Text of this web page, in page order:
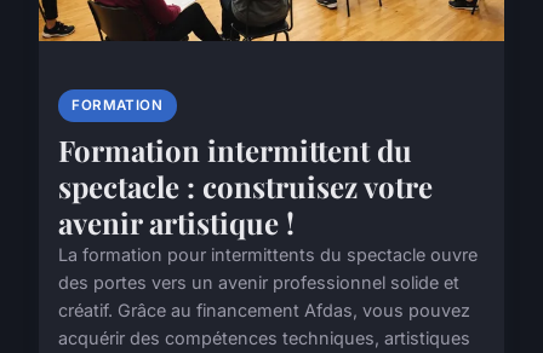
FORMATION
Formation intermittent du
spectacle : construisez votre
avenir artistique !
La formation pour intermittents du spectacle ouvre
des portes vers un avenir professionnel solide et
créatif. Grâce au financement Afdas, vous pouvez
acquérir des compétences techniques, artistiques